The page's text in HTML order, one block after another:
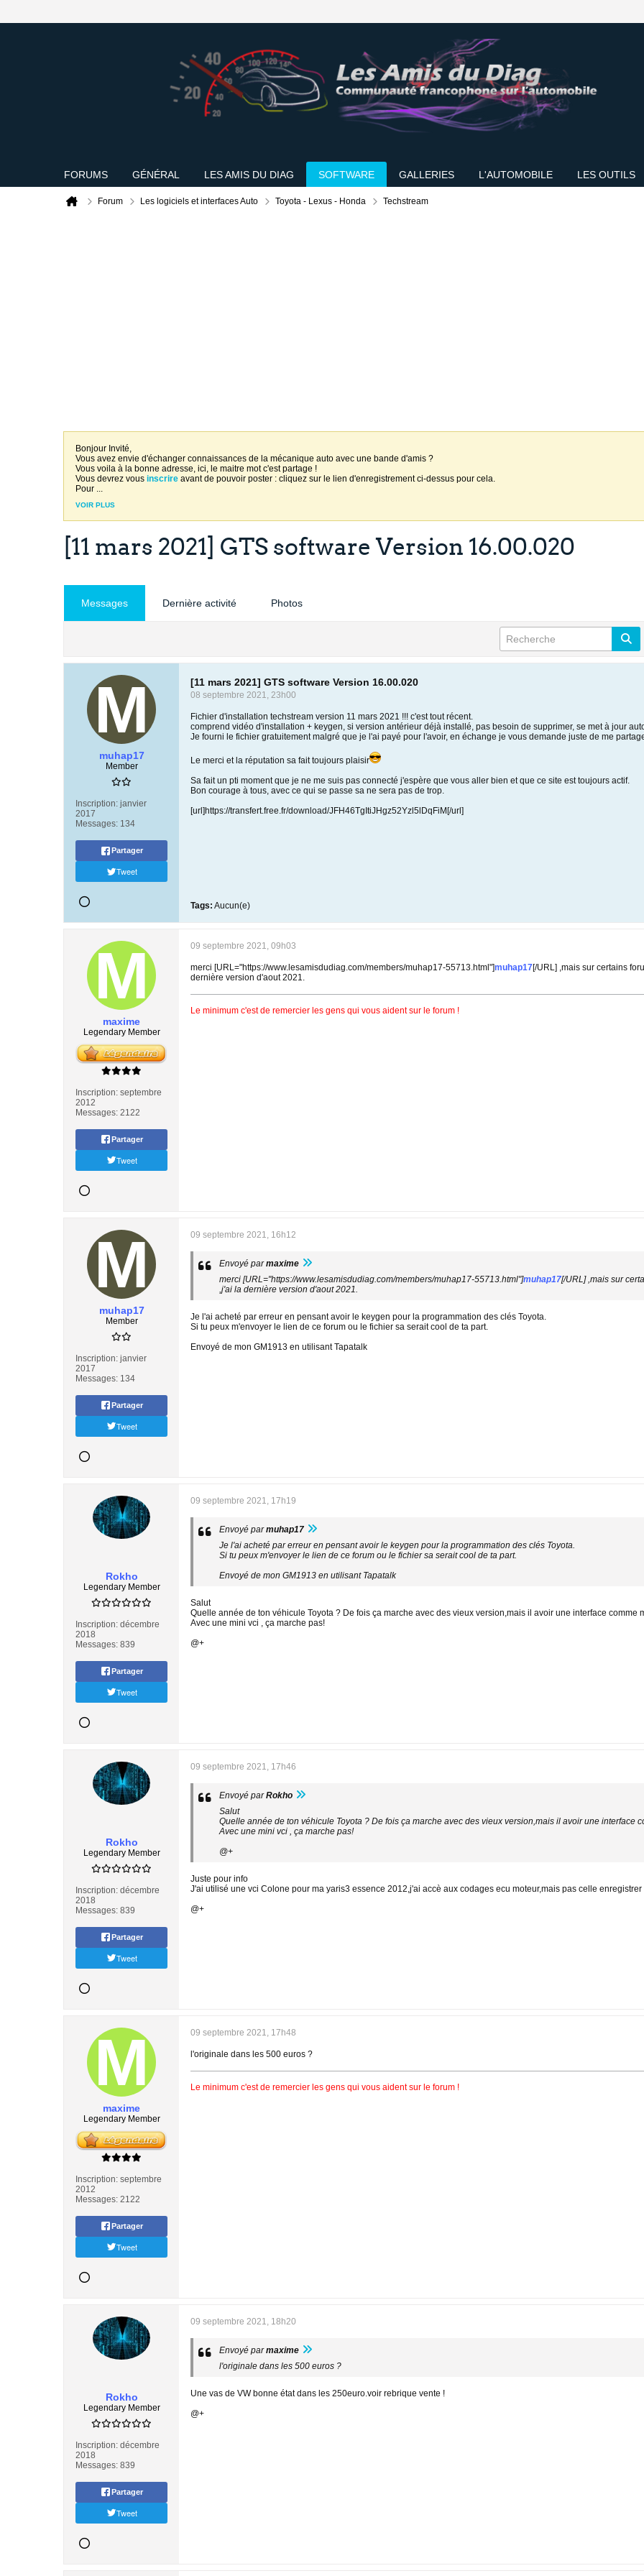
FORUMS GÉNÉRAL LES AMIS DU DIAG SOFTWARE GALLERIES L'AUTOMOBILE LES OUTILS
Forum Les logiciels et interfaces Auto Toyota - Lexus - Honda Techstream
Bonjour Invité,
Vous avez envie d'échanger connaissances de la mécanique auto avec une bande d'amis ?
Vous voila à la bonne adresse, ici, le maitre mot c'est partage !
Vous devrez vous inscrire avant de pouvoir poster : cliquez sur le lien d'enregistrement ci-dessus pour cela.
Pour ...
VOIR PLUS
[11 mars 2021] GTS software Version 16.00.020
Messages Dernière activité Photos
muhap17
Member
Inscription: janvier
2017
Messages: 134
Partager
Tweet
[11 mars 2021] GTS software Version 16.00.020
08 septembre 2021, 23h00
Fichier d'installation techstream version 11 mars 2021 !!! c'est tout récent.
comprend vidéo d'installation + keygen, si version antérieur déjà installé, pas besoin de supprimer, se met à jour
Je fourni le fichier gratuitement malgré que je l'ai payé pour l'avoir, en échange je vous demande juste de me
Le merci et la réputation sa fait toujours plaisir
Sa fait un pti moment que je ne me suis pas connecté j'espère que vous aller bien et que ce site est toujours actif.
Bon courage à tous, avec ce qui se passe sa ne sera pas de trop.
[url]https://transfert.free.fr/download/JFH46TgItiJHgz52Yzl5lDqFiM[/url]
Tags: Aucun(e)
maxime
Legendary Member
Inscription: septembre
2012
Messages: 2122
Partager
Tweet
09 septembre 2021, 09h03
merci [URL="https://www.lesamisdudiag.com/members/muhap17-55713.html"]muhap17[/URL] ,mais sur certains
dernière version d'aout 2021.
Le minimum c'est de remercier les gens qui vous aident sur le forum !
muhap17
Member
Inscription: janvier
2017
Messages: 134
Partager
Tweet
09 septembre 2021, 16h12
Envoyé parmaxime
merci [URL="https://www.lesamisdudiag.com/members/muhap17-55713.html"]muhap17[/URL] ,mais sur
,j'ai la dernière version d'aout 2021.
Je l'ai acheté par erreur en pensant avoir le keygen pour la programmation des clés Toyota.
Si tu peux m'envoyer le lien de ce forum ou le fichier sa serait cool de ta part.
Envoyé de mon GM1913 en utilisant Tapatalk
Rokho
Legendary Member
Inscription: décembre
2018
Messages: 839
Partager
Tweet
09 septembre 2021, 17h19
Envoyé parmuhap17
Je l'ai acheté par erreur en pensant avoir le keygen pour la programmation des clés Toyota.
Si tu peux m'envoyer le lien de ce forum ou le fichier sa serait cool de ta part.
Envoyé de mon GM1913 en utilisant Tapatalk
Salut
Quelle année de ton véhicule Toyota ? De fois ça marche avec des vieux version,mais il avoir une interface comme
Avec une mini vci , ça marche pas!
@+
Rokho
Legendary Member
Inscription: décembre
2018
Messages: 839
Partager
Tweet
09 septembre 2021, 17h46
Envoyé parRokho
Salut
Quelle année de ton véhicule Toyota ? De fois ça marche avec des vieux version,mais il avoir une interface
Avec une mini vci , ça marche pas!
@+
Juste pour info
J'ai utilisé une vci Colone pour ma yaris3 essence 2012,j'ai accè aux codages ecu moteur,mais pas celle
@+
maxime
Legendary Member
Inscription: septembre
2012
Messages: 2122
Partager
Tweet
09 septembre 2021, 17h48
l'originale dans les 500 euros ?
Le minimum c'est de remercier les gens qui vous aident sur le forum !
Rokho
Legendary Member
Inscription: décembre
2018
Messages: 839
Partager
Tweet
09 septembre 2021, 18h20
Envoyé parmaxime
l'originale dans les 500 euros ?
Une vas de VW bonne état dans les 250euro.voir rebrique vente !
@+